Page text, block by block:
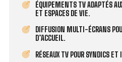
ÉQUIPEMENTS TV ADAPTÉS
ET ESPACES DE VIE.
DIFFUSION MULTI-ÉCRANS
D’ACCUEIL.
RÉSEAUX TV POUR SYNDICS